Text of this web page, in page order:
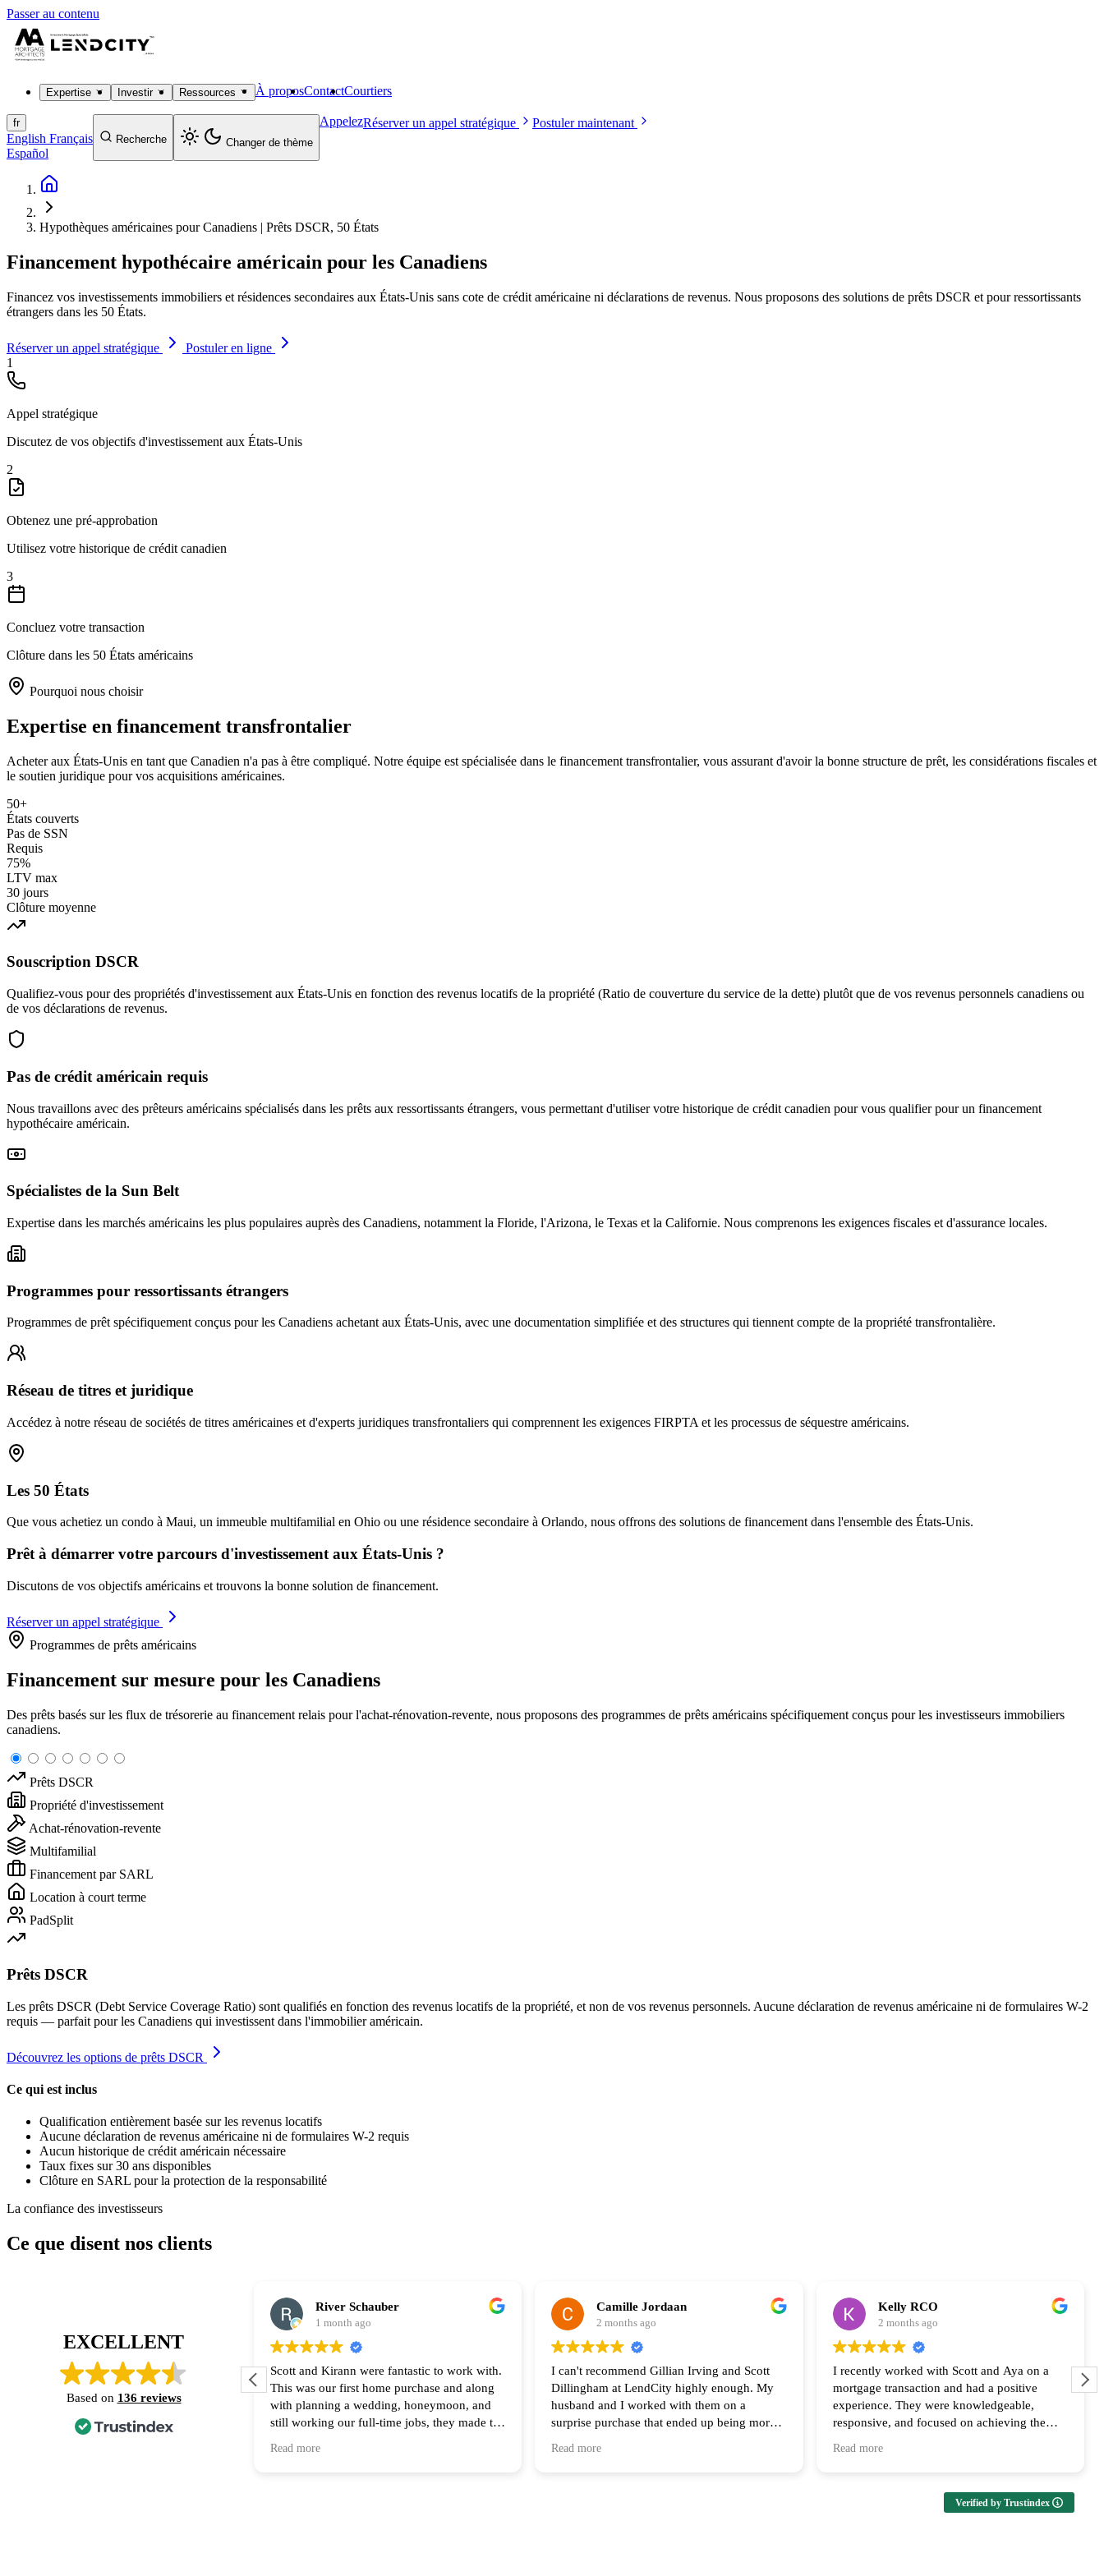
Passer au contenu
Expertise Investir Ressources À proposContactCourtiers
fr
English Français
Español
Recherche Changer de thème
AppelezRéserver un appel stratégique Postuler maintenant
Hypothèques américaines pour Canadiens | Prêts DSCR, 50 États
Financement hypothécaire américain pour les Canadiens
Financez vos investissements immobiliers et résidences secondaires aux États-Unis sans cote de crédit américaine ni déclarations de revenus. Nous proposons des solutions de prêts DSCR et pour ressortissants
étrangers dans les 50 États.
Réserver un appel stratégique
Postuler en ligne
1
Appel stratégique
Discutez de vos objectifs d'investissement aux États-Unis
2
Obtenez une pré-approbation
Utilisez votre historique de crédit canadien
3
Concluez votre transaction
Clôture dans les 50 États américains
Pourquoi nous choisir
Expertise en financement transfrontalier
Acheter aux États-Unis en tant que Canadien n'a pas à être compliqué. Notre équipe est spécialisée dans le financement transfrontalier, vous assurant d'avoir la bonne structure de prêt, les considérations fiscales et
le soutien juridique pour vos acquisitions américaines.
50+
États couverts
Pas de SSN
Requis
75%
LTV max
30 jours
Clôture moyenne
Souscription DSCR
Qualifiez-vous pour des propriétés d'investissement aux États-Unis en fonction des revenus locatifs de la propriété (Ratio de couverture du service de la dette) plutôt que de vos revenus personnels canadiens ou
de vos déclarations de revenus.
Pas de crédit américain requis
Nous travaillons avec des prêteurs américains spécialisés dans les prêts aux ressortissants étrangers, vous permettant d'utiliser votre historique de crédit canadien pour vous qualifier pour un financement
hypothécaire américain.
Spécialistes de la Sun Belt
Expertise dans les marchés américains les plus populaires auprès des Canadiens, notamment la Floride, l'Arizona, le Texas et la Californie. Nous comprenons les exigences fiscales et d'assurance locales.
Programmes pour ressortissants étrangers
Programmes de prêt spécifiquement conçus pour les Canadiens achetant aux États-Unis, avec une documentation simplifiée et des structures qui tiennent compte de la propriété transfrontalière.
Réseau de titres et juridique
Accédez à notre réseau de sociétés de titres américaines et d'experts juridiques transfrontaliers qui comprennent les exigences FIRPTA et les processus de séquestre américains.
Les 50 États
Que vous achetiez un condo à Maui, un immeuble multifamilial en Ohio ou une résidence secondaire à Orlando, nous offrons des solutions de financement dans l'ensemble des États-Unis.
Prêt à démarrer votre parcours d'investissement aux États-Unis ?
Discutons de vos objectifs américains et trouvons la bonne solution de financement.
Réserver un appel stratégique
Programmes de prêts américains
Financement sur mesure pour les Canadiens
Des prêts basés sur les flux de trésorerie au financement relais pour l'achat-rénovation-revente, nous proposons des programmes de prêts américains spécifiquement conçus pour les investisseurs immobiliers
canadiens.
Prêts DSCR
Propriété d'investissement
Achat-rénovation-revente
Multifamilial
Financement par SARL
Location à court terme
PadSplit
Prêts DSCR
Les prêts DSCR (Debt Service Coverage Ratio) sont qualifiés en fonction des revenus locatifs de la propriété, et non de vos revenus personnels. Aucune déclaration de revenus américaine ni de formulaires W-2
requis — parfait pour les Canadiens qui investissent dans l'immobilier américain.
Découvrez les options de prêts DSCR
Ce qui est inclus
Qualification entièrement basée sur les revenus locatifs
Aucune déclaration de revenus américaine ni de formulaires W-2 requis
Aucun historique de crédit américain nécessaire
Taux fixes sur 30 ans disponibles
Clôture en SARL pour la protection de la responsabilité
La confiance des investisseurs
Ce que disent nos clients
EXCELLENT
Based on 136 reviews
River Schauber
1 month ago
Scott and Kirann were fantastic to work with.
This was our first home purchase and along
with planning a wedding, honeymoon, and
still working our full-time jobs, they made the
Read more
Camille Jordaan
2 months ago
I can't recommend Gillian Irving and Scott
Dillingham at LendCity highly enough. My
husband and I worked with them on a
surprise purchase that ended up being more
Read more
Kelly RCO
2 months ago
I recently worked with Scott and Aya on a
mortgage transaction and had a positive
experience. They were knowledgeable,
responsive, and focused on achieving the
to collaborating with them again!
Read more
Verified by Trustindex